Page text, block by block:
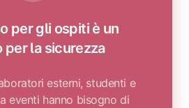
per gli ospiti è un
per la sicurezza
esterni, studenti e
eventi hanno bisogno di